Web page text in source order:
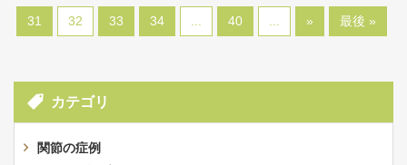
31 32 33 34 40 » 最後 »
カテゴリ
関節の症例